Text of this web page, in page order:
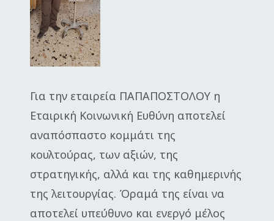
Για την εταιρεία ΠΑΠΑΠΟΣΤΟΛΟΥ η
Εταιρική Κοινωνική Ευθύνη αποτελεί
αναπόσπαστο κομμάτι της
κουλτούρας, των αξιών, της
στρατηγικής, αλλά και της καθημερινής
της λειτουργίας. Όραμά της είναι να
αποτελεί υπεύθυνο και ενεργό μέλος